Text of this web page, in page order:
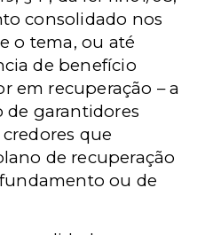
consolidado nos
o tema, ou até
de benefício
em recuperação – a
de garantidores
que
de recuperação
ou de